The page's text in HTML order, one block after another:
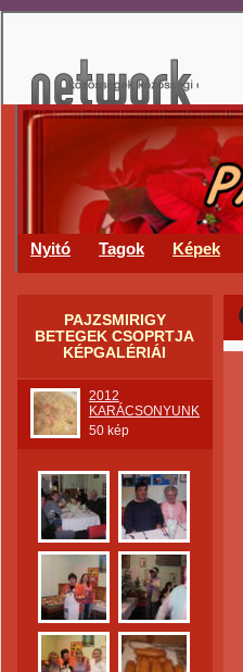
Nyitó Tagok Képek
PAJZSMIRIGY
BETEGEK CSOPRTJA
KÉPGALÉRIÁI
2012
KARÁCSONYUNK
50 kép